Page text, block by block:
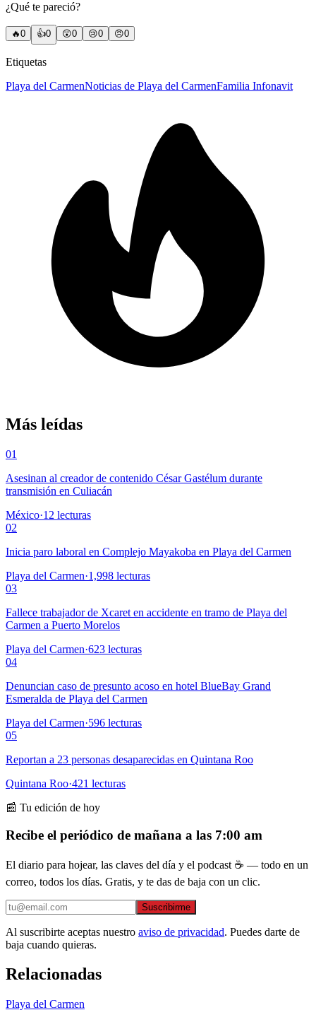
¿Qué te pareció?
🔥0 👍0 😲0 😢0 😠0
Etiquetas
Playa del CarmenNoticias de Playa del CarmenFamilia Infonavit
Más leídas
01
Asesinan al creador de contenido César Gastélum durante
transmisión en Culiacán
México·12 lecturas
02
Inicia paro laboral en Complejo Mayakoba en Playa del Carmen
Playa del Carmen·1,998 lecturas
03
Fallece trabajador de Xcaret en accidente en tramo de Playa del
Carmen a Puerto Morelos
Playa del Carmen·623 lecturas
04
Denuncian caso de presunto acoso en hotel BlueBay Grand
Esmeralda de Playa del Carmen
Playa del Carmen·596 lecturas
05
Reportan a 23 personas desaparecidas en Quintana Roo
Quintana Roo·421 lecturas
📰 Tu edición de hoy
Recibe el periódico de mañana a las 7:00 am
El diario para hojear, las claves del día y el podcast ☕ — todo en un
correo, todos los días. Gratis, y te das de baja con un clic.
Suscribirme
Al suscribirte aceptas nuestro aviso de privacidad. Puedes darte de
baja cuando quieras.
Relacionadas
Playa del Carmen